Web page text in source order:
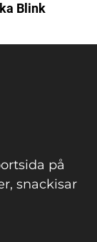
Blink
på
snackisar